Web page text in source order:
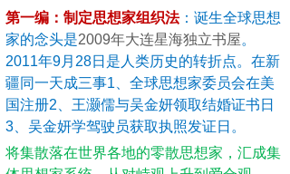
第一编：制定思想家组织法：诞生全球思想
家的念头是2009年大连星海独立书屋。
2011年9月28日是人类历史的转折点。在新
疆同一天成三事1、全球思想家委员会在美
国注册2、王灏儒与吴金妍领取结婚证书日
3、吴金妍学驾驶员获取执照发证日。
将集散落在世界各地的零散思想家，汇成集